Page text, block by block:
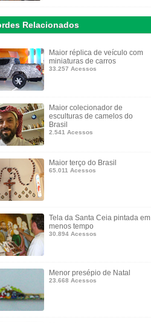
Relacionados
Maior réplica de veículo com
miniaturas de carros
33.257 Acessos
Maior colecionador de
esculturas de camelos do
Brasil
2.541 Acessos
Maior terço do Brasil
65.011 Acessos
Tela da Santa Ceia pintada em
menos tempo
30.894 Acessos
Menor presépio de Natal
23.668 Acessos